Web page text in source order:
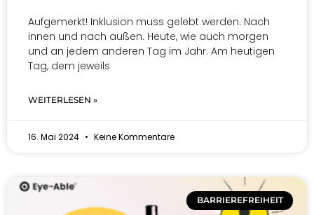
Aufgemerkt! Inklusion muss gelebt werden. Nach
innen und nach außen. Heute, wie auch morgen
und an jedem anderen Tag im Jahr. Am heutigen
Tag, dem jeweils
WEITERLESEN »
16. Mai 2024 Keine Kommentare
BARRIEREFREIHEIT